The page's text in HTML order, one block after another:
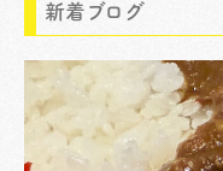
新着ブログ